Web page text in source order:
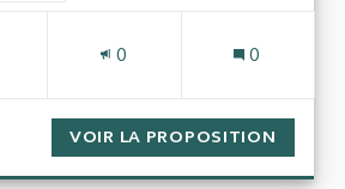
0 0
VOIR LA PROPOSITION